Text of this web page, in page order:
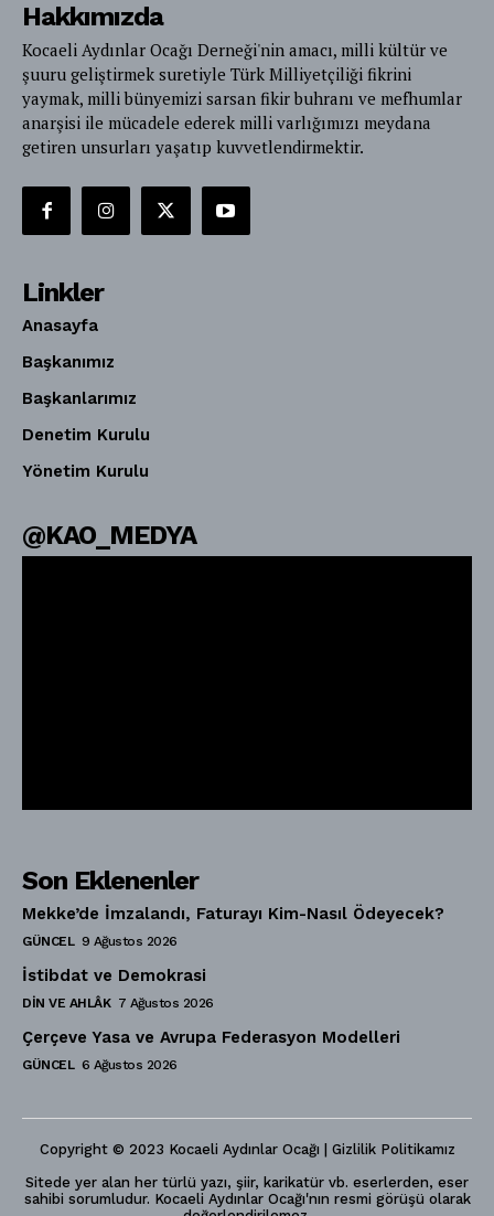
Hakkımızda
Kocaeli Aydınlar Ocağı Derneği'nin amacı, milli kültür ve
şuuru geliştirmek suretiyle Türk Milliyetçiliği fikrini
yaymak, milli bünyemizi sarsan fikir buhranı ve mefhumlar
anarşisi ile mücadele ederek milli varlığımızı meydana
getiren unsurları yaşatıp kuvvetlendirmektir.
Linkler
Anasayfa
Başkanımız
Başkanlarımız
Denetim Kurulu
Yönetim Kurulu
@KAO_MEDYA
Son Eklenenler
Mekke’de İmzalandı, Faturayı Kim-Nasıl Ödeyecek?
GÜNCEL 9 Ağustos 2026
İstibdat ve Demokrasi
DIN VE AHLÂK 7 Ağustos 2026
Çerçeve Yasa ve Avrupa Federasyon Modelleri
GÜNCEL 6 Ağustos 2026
Copyright © 2023 Kocaeli Aydınlar Ocağı | Gizlilik Politikamız
Sitede yer alan her türlü yazı, şiir, karikatür vb. eserlerden, eser
sahibi sorumludur. Kocaeli Aydınlar Ocağı'nın resmi görüşü olarak